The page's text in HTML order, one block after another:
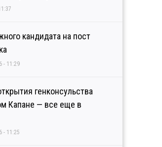
кандидата на пост
- 11:29
генконсульства
Капане — все еще в
- 11:25